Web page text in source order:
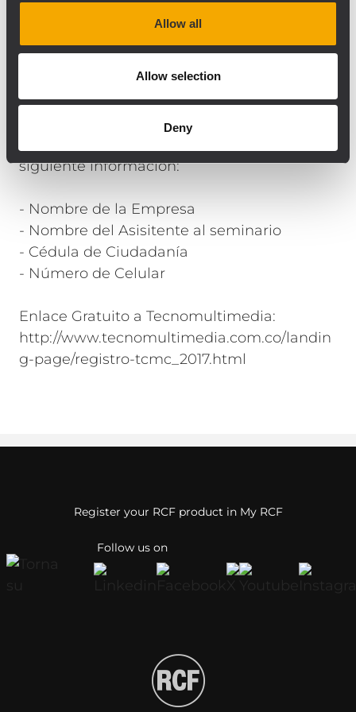
Allow all
Allow selection
Deny
Los interesados deberán inscribirse
previamente al seminario, enviando un
email a
info@sonoraspot.commanifestando su
siguiente información:
- Nombre de la Empresa
- Nombre del Asisitente al seminario
- Cédula de Ciudadanía
- Número de Celular
Enlace Gratuito a Tecnomultimedia:
http://www.tecnomultimedia.com.co/landin
g-page/registro-tcmc_2017.html
Follow us on
Register your RCF product in My RCF